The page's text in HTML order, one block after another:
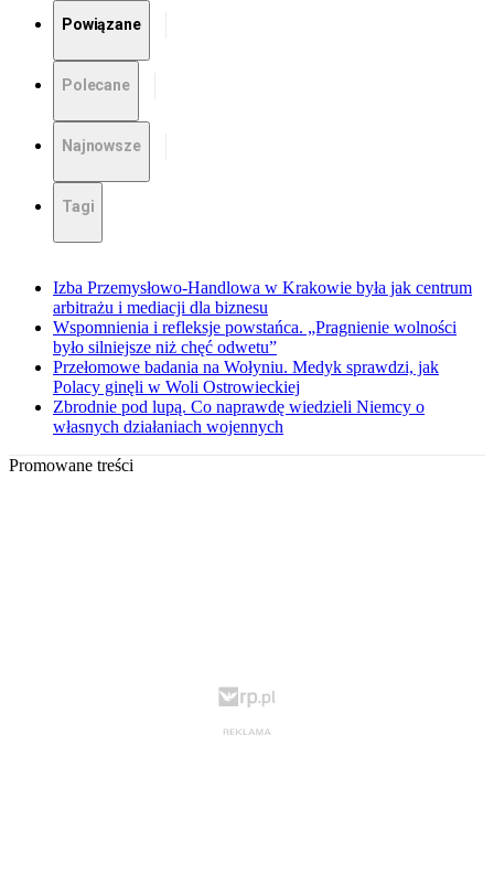
Powiązane
Polecane
Najnowsze
Tagi
Izba Przemysłowo-Handlowa w Krakowie była jak centrum
arbitrażu i mediacji dla biznesu
Wspomnienia i refleksje powstańca. „Pragnienie wolności
było silniejsze niż chęć odwetu”
Przełomowe badania na Wołyniu. Medyk sprawdzi, jak
Polacy ginęli w Woli Ostrowieckiej
Zbrodnie pod lupą. Co naprawdę wiedzieli Niemcy o
własnych działaniach wojennych
Promowane treści